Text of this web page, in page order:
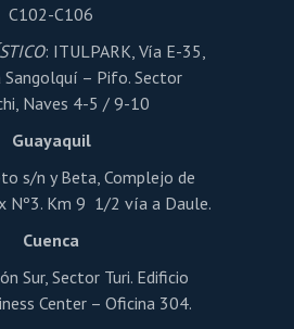
C102-C106
: ITULPARK, Vía E-35,
Sangolquí – Pifo. Sector
Naves 4-5 / 9-10
Guayaquil
s/n y Beta, Complejo de
Nº3. Km 9 1/2 vía a Daule.
Cuenca
Sur, Sector Turi. Edificio
Center – Oficina 304.